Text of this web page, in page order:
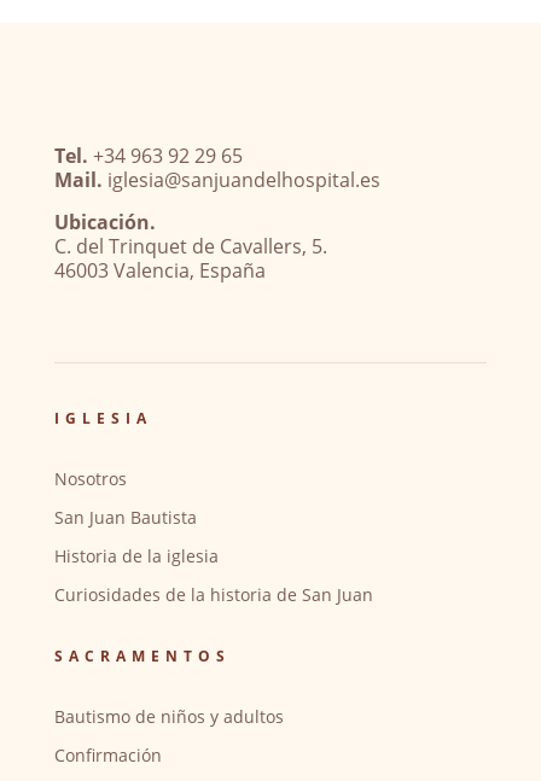
Tel. +34 963 92 29 65
Mail. iglesia@sanjuandelhospital.es
Ubicación.
C. del Trinquet de Cavallers, 5.
46003 Valencia, España
IGLESIA
Nosotros
San Juan Bautista
Historia de la iglesia
Curiosidades de la historia de San Juan
SACRAMENTOS
Bautismo de niños y adultos
Confirmación